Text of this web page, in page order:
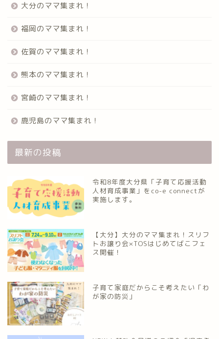
大分のママ集まれ！
福岡のママ集まれ！
佐賀のママ集まれ！
熊本のママ集まれ！
宮崎のママ集まれ！
鹿児島のママ集まれ！
最新の投稿
令和8年度大分県「子育て応援活動
人材育成事業」をco-e connectが
実施します。
【大分】大分のママ集まれ！スリフ
トお譲り会×TOSはじめてばこフェ
ス開催！
子育て家庭だからこそ考えたい「わ
が家の防災」